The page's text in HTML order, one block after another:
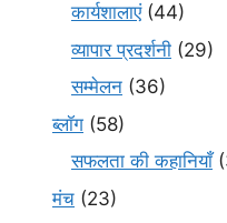
कार्यशालाएं(44)
व्यापार प्रदर्शनी (29)
सम्मेलन (36)
ब्लॉग (58)
सफलता की कहानियाँ
मंच (23)